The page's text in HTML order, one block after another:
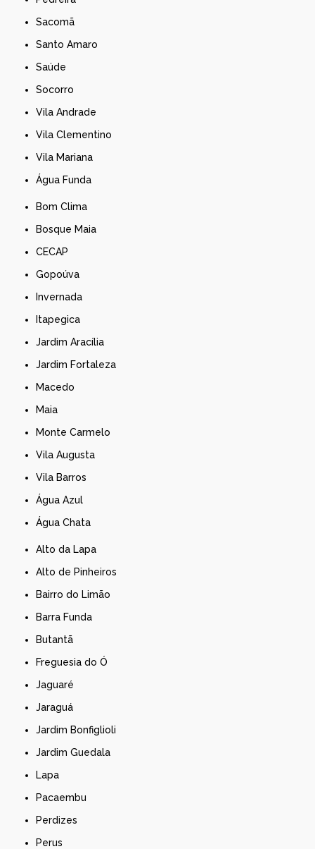
Sacomã
Santo Amaro
Saúde
Socorro
Vila Andrade
Vila Clementino
Vila Mariana
Água Funda
Bom Clima
Bosque Maia
CECAP
Gopoúva
Invernada
Itapegica
Jardim Aracília
Jardim Fortaleza
Macedo
Maia
Monte Carmelo
Vila Augusta
Vila Barros
Água Azul
Água Chata
Alto da Lapa
Alto de Pinheiros
Bairro do Limão
Barra Funda
Butantã
Freguesia do Ó
Jaguaré
Jaraguá
Jardim Bonfiglioli
Jardim Guedala
Lapa
Pacaembu
Perdizes
Perus